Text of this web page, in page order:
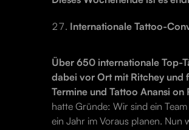
Internationale Tattoo-
Über 650 internationale Top-
dabei vor Ort mit Ritchey und
Termine und Tattoo Anansi on
hatte Gründe: Wir sind ein
ein Jahr im Voraus planen. Nun